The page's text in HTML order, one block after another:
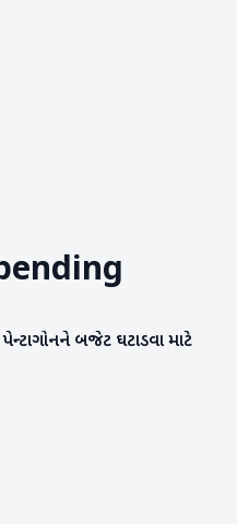
પેન્ટાગોનને બજેટ ઘટાડવા માટે